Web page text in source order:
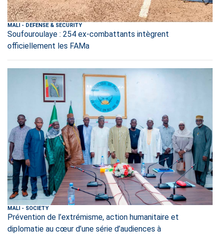
MALI - DEFENSE & SECURITY
Soufouroulaye : 254 ex-combattants intègrent
officiellement les FAMa
MALI - SOCIETY
Prévention de l’extrémisme, action humanitaire et
diplomatie au cœur d’une série d’audiences à